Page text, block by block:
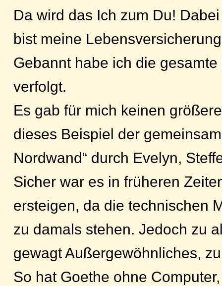
Da wird das Ich zum Du!
bist meine
Gebannt habe ich die
verfolgt.
Es gab für mich keinen
dieses Beispiel der
Nordwand“ durch Evelyn,
Sicher war es in früheren
ersteigen, da die technischen
zu damals stehen. Jedoch zu
gewagt Außergewöhnliches,
So hat Goethe ohne